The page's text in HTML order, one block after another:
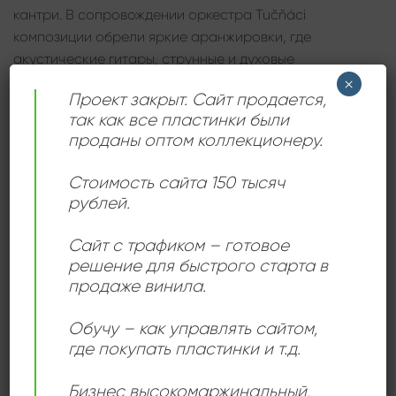
кантри. В сопровождении оркестра Tučňáci
композиции обрели яркие аранжировки, где
акустические гитары, струнные и духовые
инструменты переплетаются с ритмикой ковбойских
Этот альбом — не просто сборник песен, а символ
отражающий, как жанр кантри может звучать по-
разному, сохраняя при этом свою душу. «Anka
как американская певица и чешский исполнитель
смогли создать совместное произведение, в
котором гармонично сошлись и прерии Техаса, и
поэтика Центральной Европы.
Проект закрыт. Сайт продается,
так как все пластинки были
проданы оптом коллекционеру.
Стоимость сайта 150 тысяч
рублей.
Сайт с трафиком – готовое
решение для быстрого старта в
продаже винила.
Обучу – как управлять сайтом,
где покупать пластинки и т.д.
Бизнес высокомаржинальный,
×